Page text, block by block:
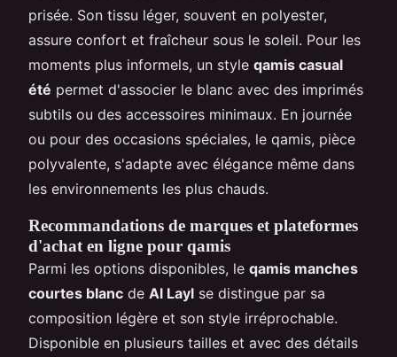
prisée. Son tissu léger, souvent en polyester,
assure confort et fraîcheur sous le soleil. Pour les
moments plus informels, un style qamis casual
été permet d'associer le blanc avec des imprimés
subtils ou des accessoires minimaux. En journée
ou pour des occasions spéciales, le qamis, pièce
polyvalente, s'adapte avec élégance même dans
les environnements les plus chauds.
Recommandations de marques et plateformes
d'achat en ligne pour qamis
Parmi les options disponibles, le qamis manches
courtes blanc de Al Layl se distingue par sa
composition légère et son style irréprochable.
Disponible en plusieurs tailles et avec des détails